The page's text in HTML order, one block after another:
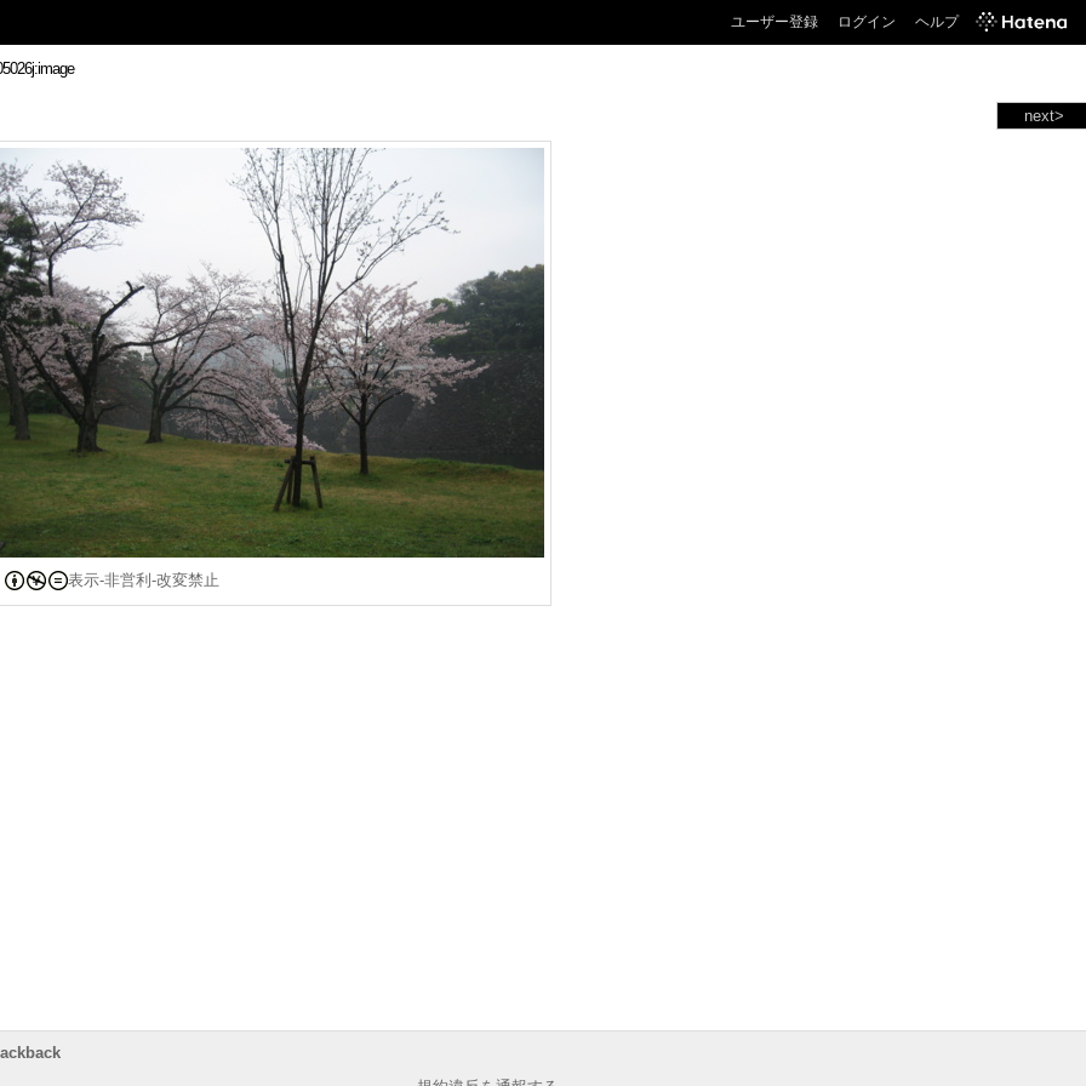
ユーザー登録 ログイン ヘルプ
next>
表示-非営利-改変禁止